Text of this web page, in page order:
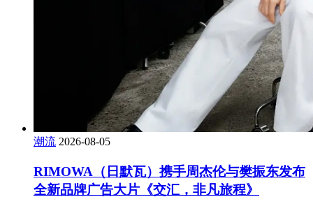
潮流 2026-08-05
RIMOWA（日默瓦）携手周杰伦与樊振东发布
全新品牌广告大片《交汇，非凡旅程》